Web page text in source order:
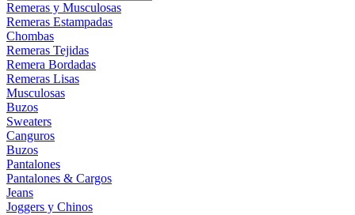
Remeras y Musculosas
Remeras Estampadas
Chombas
Remeras Tejidas
Remera Bordadas
Remeras Lisas
Musculosas
Buzos
Sweaters
Canguros
Buzos
Pantalones
Pantalones & Cargos
Jeans
Joggers y Chinos